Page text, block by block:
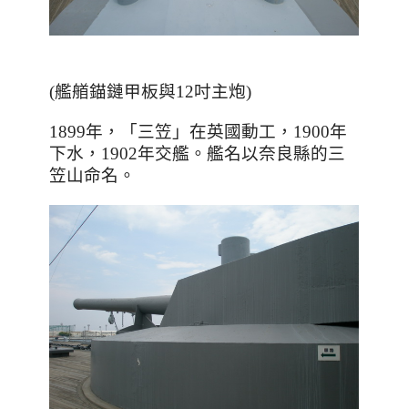
(艦艏錨鏈甲板與12吋主炮)
1899年，「三笠」在英國動工， 1900年
下水， 1902年交艦。艦名以奈良縣的三
笠山命名。